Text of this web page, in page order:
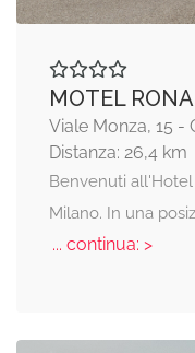
MOTEL RONA
Viale Monza, 15 -
Distanza: 26,4 km
Benvenuti
Milano. In una
... continua: >